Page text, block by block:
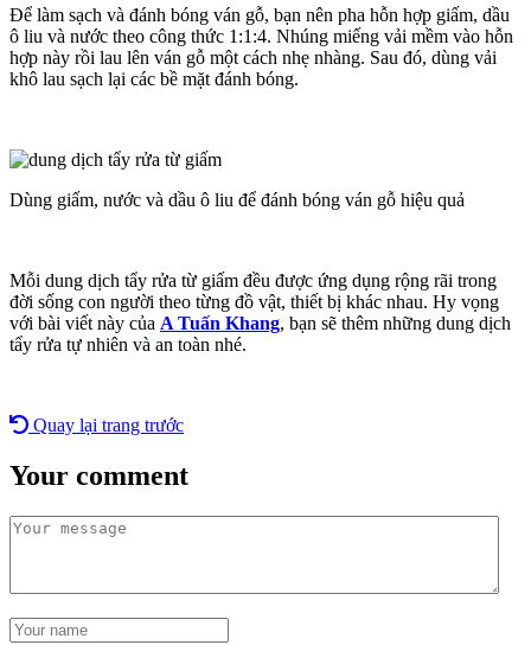
Để làm sạch và đánh bóng ván gỗ, bạn nên pha hỗn hợp giấm, dầu
ô liu và nước theo công thức 1:1:4. Nhúng miếng vải mềm vào hỗn
hợp này rồi lau lên ván gỗ một cách nhẹ nhàng. Sau đó, dùng vải
khô lau sạch lại các bề mặt đánh bóng.
Dùng giấm, nước và dầu ô liu để đánh bóng ván gỗ hiệu quả
Mỗi dung dịch tẩy rửa từ giấm đều được ứng dụng rộng rãi trong
đời sống con người theo từng đồ vật, thiết bị khác nhau. Hy vọng
với bài viết này của A Tuấn Khang, bạn sẽ thêm những dung dịch
tẩy rửa tự nhiên và an toàn nhé.
Quay lại trang trước
Your comment